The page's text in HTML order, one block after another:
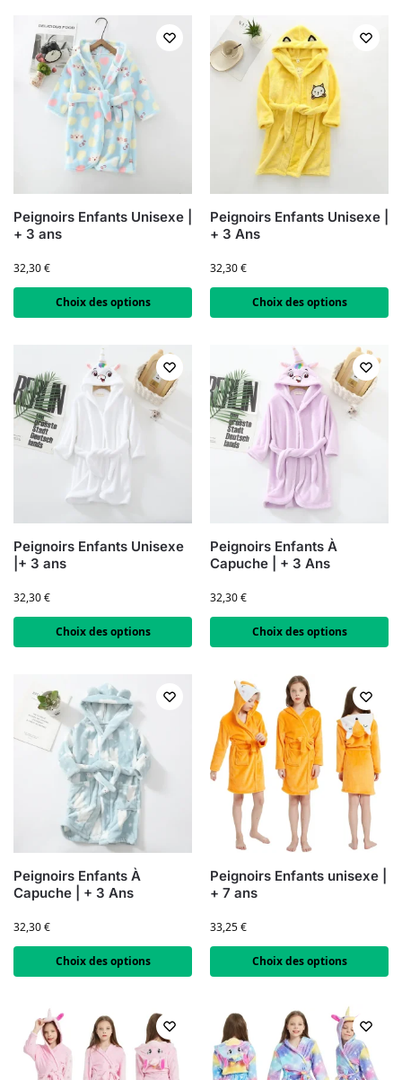
Peignoirs Enfants Unisexe |
+ 3 ans
32,30€
Choix des options
Peignoirs Enfants Unisexe |
+ 3 Ans
32,30€
Choix des options
Peignoirs Enfants Unisexe
|+ 3 ans
32,30€
Choix des options
Peignoirs Enfants À
Capuche | + 3 Ans
32,30€
Choix des options
Peignoirs Enfants À
Capuche | + 3 Ans
32,30€
Choix des options
Peignoirs Enfants unisexe |
+ 7 ans
33,25€
Choix des options